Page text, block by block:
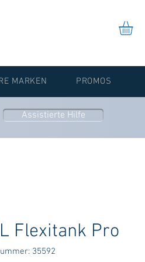
Flexitank Pro
35592
Assistierte Hilfe
MARKEN PROMOS